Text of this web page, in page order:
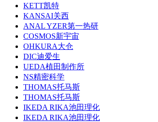
KETT凯特
KANSAI关西
ANAL YZER第一热研
COSMOS新宇宙
OHKURA大仓
DIC迪爱生
UEDA植田制作所
NS精密科学
THOMAS托马斯
THOMAS托马斯
IKEDA RIKA池田理化
IKEDA RIKA池田理化